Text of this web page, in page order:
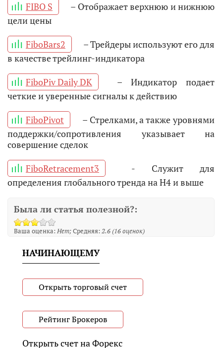
FIBO S
– Отображает верхнюю и нижнюю
цели цены
FiboBars2
– Трейдеры используют его для
в качестве трейлинг-индикатора
FiboPiv Daily DK
– Индикатор подает
четкие и уверенные сигналы к действию
FiboPivot
– Стрелками, а также уровнями
поддержки/сопротивления указывает на
совершение сделок
FiboRetracement3
- Служит для
определения глобального тренда на H4 и выше
Была ли статья полезной?:
Ваша оценка:Нет Средняя:2.6(16оценок)
НАЧИНАЮЩЕМУ
Открыть торговый счет
Рейтинг Брокеров
Открыть счет на Форекс